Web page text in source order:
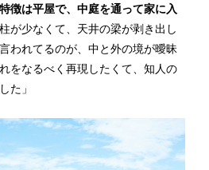
徴は平屋で、中庭を通って家に入
が少なくて、天井の梁が剥き出し
われてるのが、中と外の境が曖昧
をなるべく再現したくて、知人の
た」